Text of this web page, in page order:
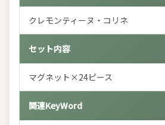
クレモンティーヌ・コリネ
セット内容
マグネット×24ピース
関連KeyWord